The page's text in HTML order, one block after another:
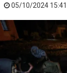
05/10/2024 15:41